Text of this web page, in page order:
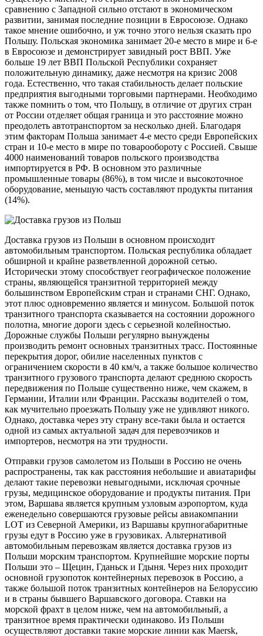
сравнению с Западной сильно отстают в экономическом
развитии, занимая последние позиции в Евросоюзе. Однако
такое мнение ошибочно, и уж точно этого нельзя сказать про
Польшу. Польская экономика занимает 20-е место в мире и 6-е
в Евросоюзе и демонстрирует завидный рост ВВП. Уже
больше 19 лет ВВП Польской Республики сохраняет
положительную динамику, даже несмотря на кризис 2008
года. Естественно, что такая стабильность делает польские
предприятия выгодными торговыми партнерами. Необходимо
также помнить о том, что Польшу, в отличие от других стран
от России отделяет общая граница и это расстояние можно
преодолеть автотранспортом за несколько дней. Благодаря
этим факторам Польша занимает 4-е место среди Европейских
стран и 10-е место в мире по товарообороту с Россией. Свыше
4000 наименований товаров польского производства
импортируется в РФ. В основном это различные
промышленные товары (86%), в том числе и высокоточное
оборудование, меньшую часть составляют продукты питания
(14%).
Доставка грузов из Польши в основном происходит
автомобильным транспортом. Польская республика обладает
обширной и крайне разветвленной дорожной сетью.
Исторически этому способствует географическое положение
страны, являющейся транзитной территорией между
большинством Европейским стран и странами СНГ. Однако,
этот плюс одновременно является и минусом. Большой поток
транзитного транспорта сказывается на состоянии дорожного
полотна, многие дороги здесь с серьезной колейностью.
Дорожные службы Польши регулярно вынуждены
производить ремонт основных транзитных трасс. Постоянные
перекрытия дорог, обилие населенных пунктов с
ограничением скорости в 40 км/ч, а также большое количество
транзитного грузового транспорта делают среднюю скорость
передвижения по Польше существенно ниже, чем скажем, в
Германии, Италии или Франции. Рассказы водителей о том,
как мучительно проезжать Польшу уже не удивляют никого.
Однако, доставка через эту страну все-таки была и остается
одной из самых актуальной задач для перевозчиков и
импортеров, несмотря на эти трудности.
Отправки грузов самолетом из Польши в Россию не очень
распространены, так как расстояния небольшие и авиатарифы
делают такие перевозки невыгодными, исключая срочные
грузы, медицинское оборудование и продукты питания. При
этом, Варшава является крупным узловым аэропортом, куда
еженедельно совершаются грузовые рейсы авиакомпании
LOT из Северной Америки, из Варшавы крупногабаритные
грузы едут в Россию уже в грузовиках. Альтернативой
автомобильным перевозкам является доставка грузов из
Польши морским транспортом. Крупнейшие морские порты
Польши это – Щецин, Гданьск и Гдыня. Через них проходит
основной грузопоток контейнерных перевозок в Россию, а
также большой поток транзитных контейнеров на Белоруссию
и в страны бывшего Варшавского договора. Ставки на
морской фрахт в целом ниже, чем на автомобильный, а
транзитное время практически одинаково. Из Польши
осуществляют доставки такие морские линии как Maersk,